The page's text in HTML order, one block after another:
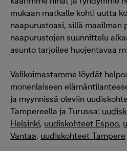
mukaan matkalle kohti uutta
naapurustoasi, sillä maailman
naapurustojen suunnittelu
asunto tarjoilee huojentavaa
Valikoimastamme löydät
monenlaiseen
ja myynnissä oleviin
Tampereella ja Turussa:
Helsinki, uudiskohteet Espoo,
Vantaa, uudiskohteet Tampere